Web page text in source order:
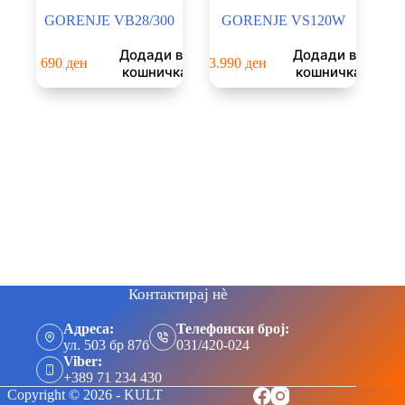
GORENJE VB28/300
690 ден
Додади во
кошничка
GORENJE VS120W
3.990 ден
Додади во
кошничка
Контактирај нè
Адреса:
ул. 503 бр 87б
Телефонски број:
031/420-024
Viber:
+389 71 234 430
Copyright © 2026 - KULT